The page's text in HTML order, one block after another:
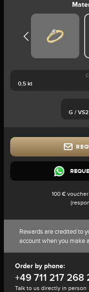
100 €
Rewards are credited to
account when you make
Order by phone:
+49 711 217 268
Talk to us directly in person